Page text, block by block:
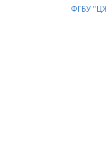
ФГБУ